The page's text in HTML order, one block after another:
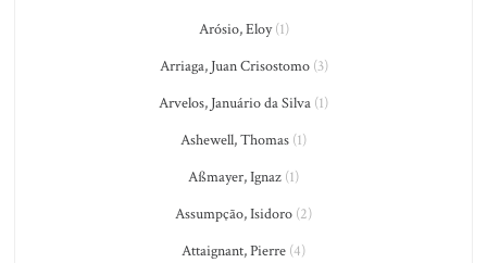
Arósio, Eloy(1)
Arriaga, Juan Crisostomo(3)
Arvelos, Januário da Silva (1)
Ashewell, Thomas (1)
Aßmayer, Ignaz (1)
Assumpção, Isidoro (2)
Attaignant, Pierre (4)